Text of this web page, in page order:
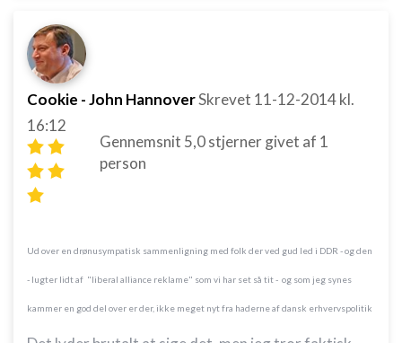
Cookie - John HannoverSkrevet 11-12-2014kl.
16:12
Gennemsnit 5,0stjerner givet af 1
person
Ud over en drønusympatisk sammenligning med folk der ved gud led i DDR - og den
- lugter lidt af "liberal alliance reklame" som vi har set så tit - og som jeg synes
kammer en god del over er der, ikke meget nyt fra haderne af dansk erhvervspolitik